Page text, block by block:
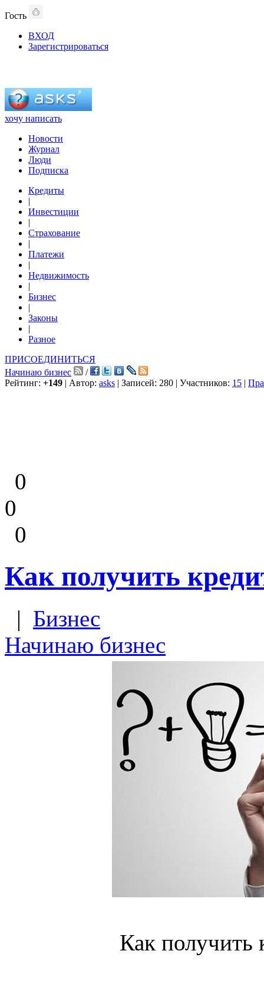
Гость
ВХОД
Зарегистрироваться
хочу написать
Новости
Журнал
Люди
Подписка
Кредиты
|
Инвестиции
|
Страхование
|
Платежи
|
Недвижимость
|
Бизнес
|
Законы
|
Разное
ПРИСОЕДИНИТЬСЯ
Начинаю бизнес
/
Рейтинг: +149 | Автор: asks | Записей: 280 | Участников: 15 |
0
0
0
Как получить
| Бизнес
Начинаю бизнес
Как получить